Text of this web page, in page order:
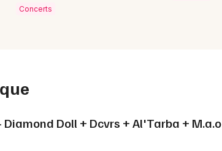
Concerts
Diamond Doll + Dcvrs + Al'Tarba + M.a.o